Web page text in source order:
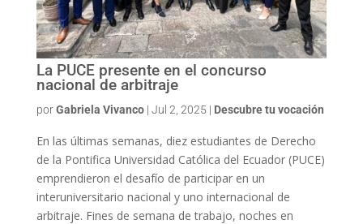
La PUCE presente en el concurso
nacional de arbitraje
porGabriela Vivanco| Jul 2, 2025 | Descubre tu vocación
En las últimas semanas, diez estudiantes de Derecho
de la Pontifica Universidad Católica del Ecuador (PUCE)
emprendieron el desafío de participar en un
interuniversitario nacional y uno internacional de
arbitraje. Fines de semana de trabajo, noches en